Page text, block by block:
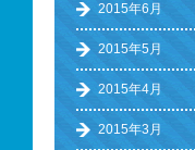
2015年6月
2015年5月
2015年4月
2015年3月